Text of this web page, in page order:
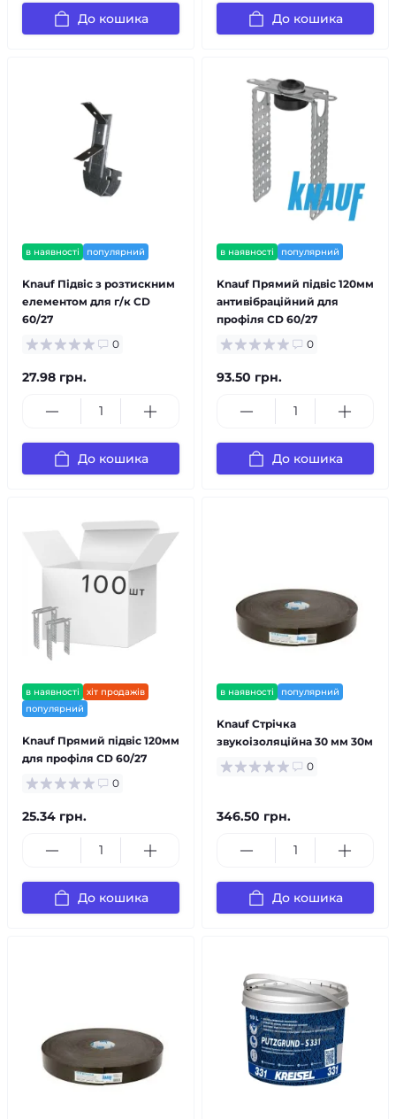
До кошика До кошика
в наявності популярний
Knauf Підвіс з розтискним
елементом для г/к CD
60/27
0
27.98 грн.
До кошика
в наявності популярний
Knauf Прямий підвіс 120мм
антивібраційний для
профіля CD 60/27
0
93.50 грн.
До кошика
в наявності
хіт продажів
популярний
Knauf Прямий підвіс 120мм
для профіля CD 60/27
0
25.34 грн.
До кошика
в наявності популярний
Knauf Стрічка
звукоізоляційна 30 мм 30м
0
346.50 грн.
До кошика